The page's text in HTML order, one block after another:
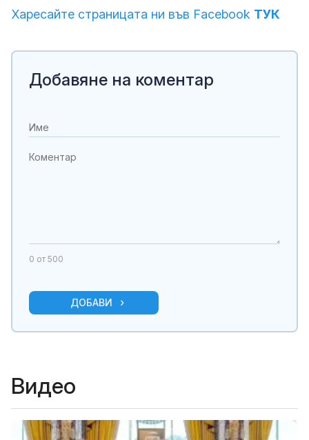
Харесайте страницата ни във Facebook ТУК
Добавяне на коментар
0 от 500
ДОБАВИ
Видео